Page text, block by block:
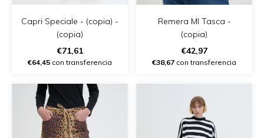
Capri Speciale - (copia) -
(copia)
€71,61
€64,45 con transferencia
Remera Ml Tasca -
(copia)
€42,97
€38,67 con transferencia